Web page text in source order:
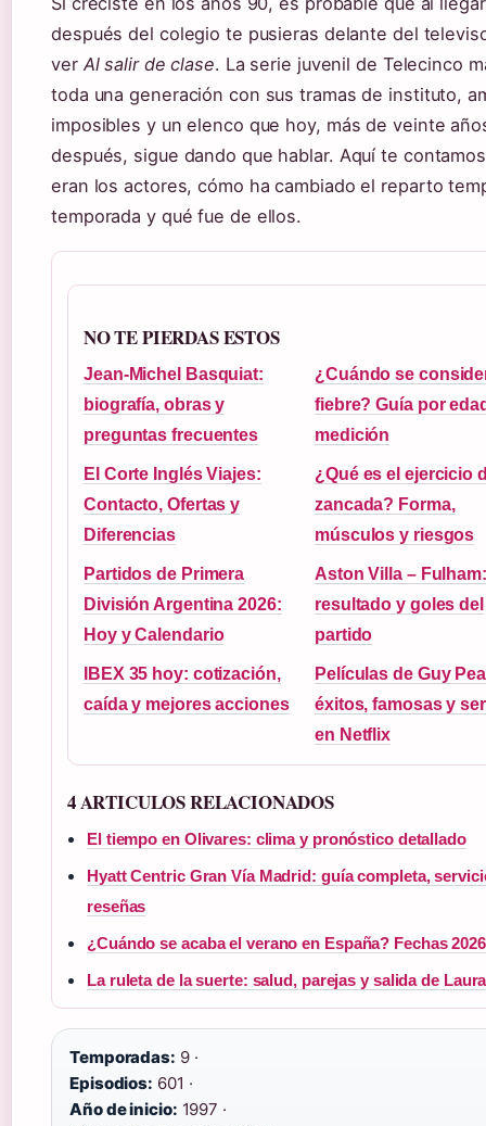
después del colegio te pusieras delante del
ver Al salir de clase. La serie juvenil de Telecinco
toda una generación con sus tramas de instituto,
imposibles y un elenco que hoy, más de veinte
después, sigue dando que hablar. Aquí te
eran los actores, cómo ha cambiado el reparto
temporada y qué fue de ellos.
NO TE PIERDAS ESTOS
Jean-Michel Basquiat:
biografía, obras y
preguntas frecuentes
¿Cuándo se
fiebre? Guía por
medición
El Corte Inglés Viajes:
Contacto, Ofertas y
Diferencias
¿Qué es el ejercicio
zancada? Forma,
músculos y riesgos
Partidos de Primera
División Argentina 2026:
Hoy y Calendario
Aston Villa – Fulham:
resultado y goles del
partido
IBEX 35 hoy: cotización,
caída y mejores acciones
Películas de Guy
éxitos, famosas y
en Netflix
4 ARTICULOS RELACIONADOS
El tiempo en Olivares: clima y pronóstico detallado
Hyatt Centric Gran Vía Madrid: guía completa,
reseñas
¿Cuándo se acaba el verano en España? Fechas 2026
La ruleta de la suerte: salud, parejas y salida de
Temporadas: 9 ·
Episodios: 601 ·
Año de inicio: 1997 ·